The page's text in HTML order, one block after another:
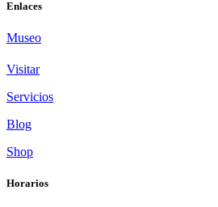
Enlaces
Museo
Visitar
Servicios
Blog
Shop
Horarios